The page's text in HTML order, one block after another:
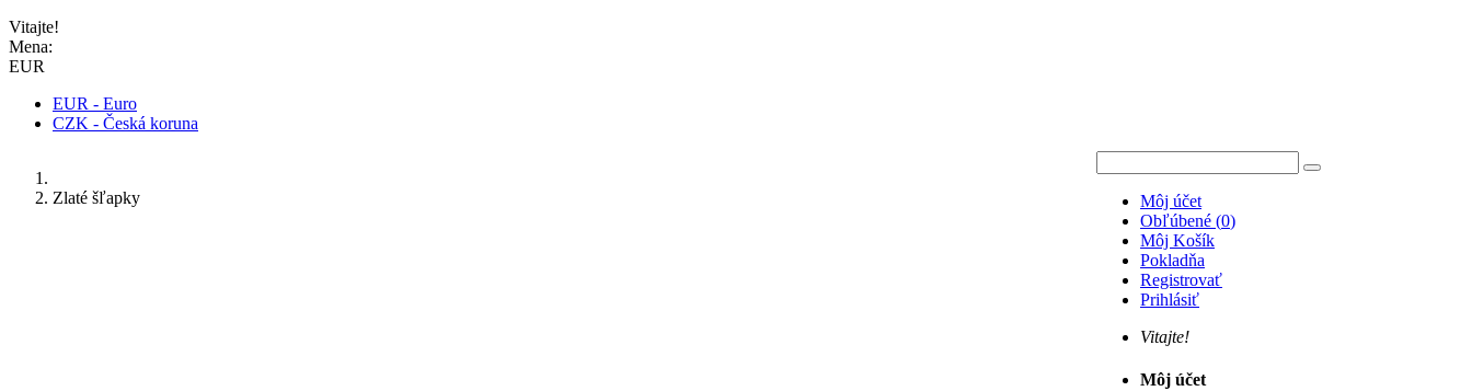
Vitajte!
Mena:
EUR
EUR - Euro
CZK - Česká koruna
Môj účet
Obľúbené (0)
Môj Košík
Pokladňa
Registrovať
Prihlásiť
Vitajte!
Môj účet
Zlaté šľapky